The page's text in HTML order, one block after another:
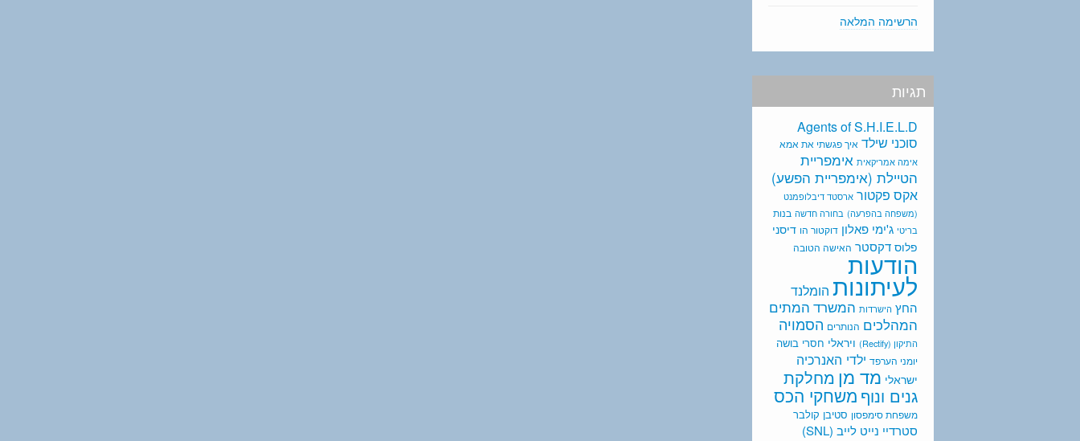
הרשימה המלאה
תגיות
Agents of S.H.I.E.L.D
סוכני שילד איך פגשתי את אמא
אימה אמריקאית אימפריית
הטיילת (אימפריית הפשע)
אקס פקטור ארסטד דיבלופמנט
(משפחה בהפרעה) בחורה חדשה בנות
בריטי ג'ימי פאלון דוקטור הו דיסני
פלוס דקסטר האישה הטובההודעות
לעיתונות הומלנד
החץ הישרדות המשרד המתים
המהלכים הנותרים הסמויה
התיקון (Rectify) ויראלי חסרי בושה
יומני הערפד ילדי האנרכיה
ישראלי מד מן מחלקת
גנים ונוף משחקי הכס
משפחת סימפסון סטיבן קולבר
סטרדיי נייט לייב (SNL)